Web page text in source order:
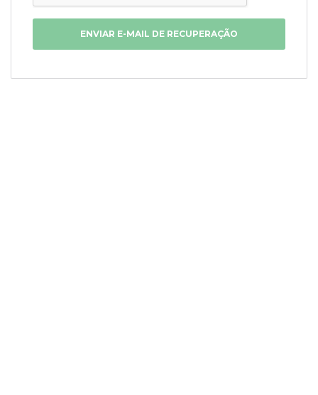
ENVIAR E-MAIL DE RECUPERAÇÃO